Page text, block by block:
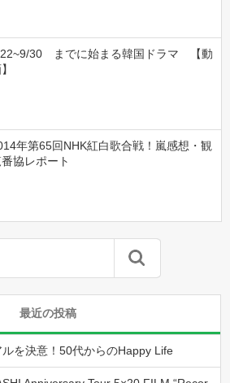
30 までに始まる韓国ドラマ 【動
年第65回NHK紅白歌合戦！嵐感想・観
協レポート
最近の投稿
を決意！50代からのHappy Life